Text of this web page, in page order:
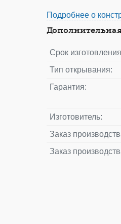
Подробнее о
Срок
Тип открывания:
Гарантия:
Изготовитель:
Заказ
Заказ